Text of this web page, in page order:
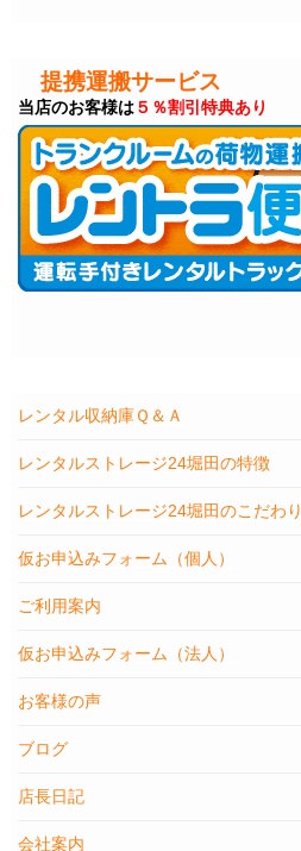
提携運搬サービス
当店のお客様は５％割引特典あり
レンタル収納庫Ｑ＆Ａ
レンタルストレージ24堀田の特徴
レンタルストレージ24堀田のこだわり
仮お申込みフォーム（個人）
ご利用案内
仮お申込みフォーム（法人）
お客様の声
ブログ
店長日記
会社案内